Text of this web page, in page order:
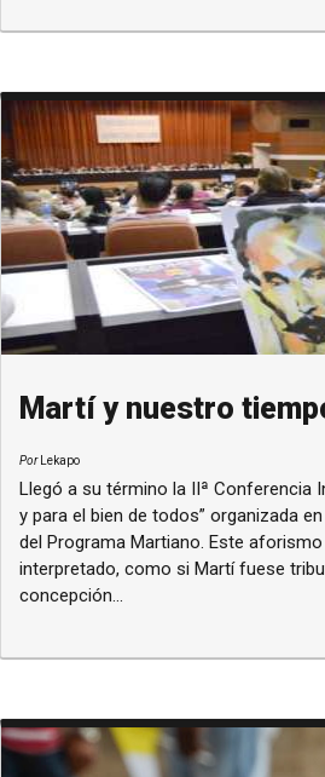
Martí y nuestro
PorLekapo
Llegó a su término la IIª Conferencia
y para el bien de todos” organizada
del Programa Martiano. Este
interpretado, como si Martí fuese
concepción...